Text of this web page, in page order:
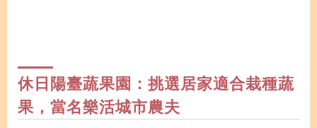
休日陽臺蔬果園：挑選居家適合栽種蔬
果，當名樂活城市農夫